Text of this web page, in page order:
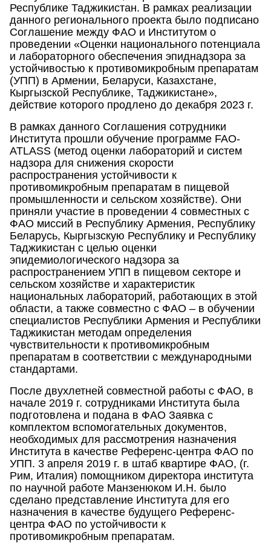
Республике Таджикистан. В рамках реализации
данного регионального проекта было подписано
Соглашение между ФАО и Институтом о
проведении «Оценки национального потенциала
и лабораторного обеспечения эпиднадзора за
устойчивостью к противомикробным препаратам
(УПП) в Армении, Беларуси, Казахстане,
Кыргызской Республике, Таджикистане»,
действие которого продлено до декабря 2023 г.
В рамках данного Соглашения сотрудники
Института прошли обучение программе FAO-
ATLASS (метод оценки лабораторий и систем
надзора для снижения скорости
распространения устойчивости к
противомикробным препаратам в пищевой
промышленности и сельском хозяйстве). Они
приняли участие в проведении 4 совместных с
ФАО миссий в Республику Армения, Республику
Беларусь, Кыргызскую Республику и Республику
Таджикистан с целью оценки
эпидемиологического надзора за
распространением УПП в пищевом секторе и
сельском хозяйстве и характеристик
национальных лабораторий, работающих в этой
области, а также совместно с ФАО – в обучении
специалистов Республики Армения и Республики
Таджикистан методам определения
чувствительности к противомикробным
препаратам в соответствии с международными
стандартами.
После двухлетней совместной работы с ФАО, в
начале 2019 г. сотрудниками Института была
подготовлена и подана в ФАО Заявка с
комплектом вспомогательных документов,
необходимых для рассмотрения назначения
Института в качестве Референс-центра ФАО по
УПП. 3 апреля 2019 г. в штаб квартире ФАО, (г.
Рим, Италия) помощником директора института
по научной работе Манзенюком И.Н. было
сделано представление Института для его
назначения в качестве будущего Референс-
центра ФАО по устойчивости к
противомикробным препаратам.